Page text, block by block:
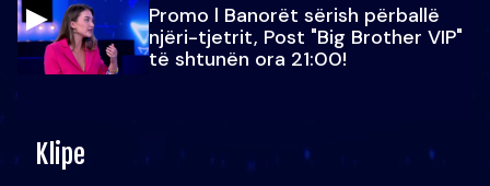
Promo l Banorët sërish përballë
njëri-tjetrit, Post "Big Brother VIP"
të shtunën ora 21:00!
Klipe